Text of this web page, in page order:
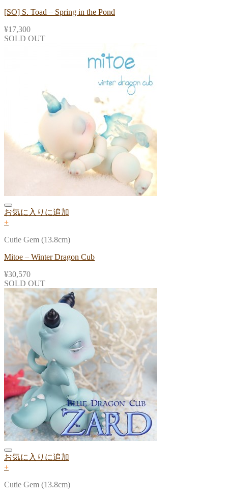
[SO] S. Toad – Spring in the Pond
¥17,300
SOLD OUT
お気に入りに追加
+
Cutie Gem (13.8cm)
Mitoe – Winter Dragon Cub
¥30,570
SOLD OUT
お気に入りに追加
+
Cutie Gem (13.8cm)